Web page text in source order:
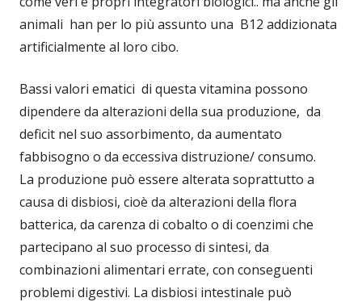
animali han per lo più assunto una B12 addizionata
artificialmente al loro cibo.
Bassi valori ematici di questa vitamina possono
dipendere da alterazioni della sua produzione, da
deficit nel suo assorbimento, da aumentato
fabbisogno o da eccessiva distruzione/ consumo.
La produzione può essere alterata soprattutto a
causa di disbiosi, cioè da alterazioni della flora
batterica, da carenza di cobalto o di coenzimi che
partecipano al suo processo di sintesi, da
combinazioni alimentari errate, con conseguenti
problemi digestivi. La disbiosi intestinale può